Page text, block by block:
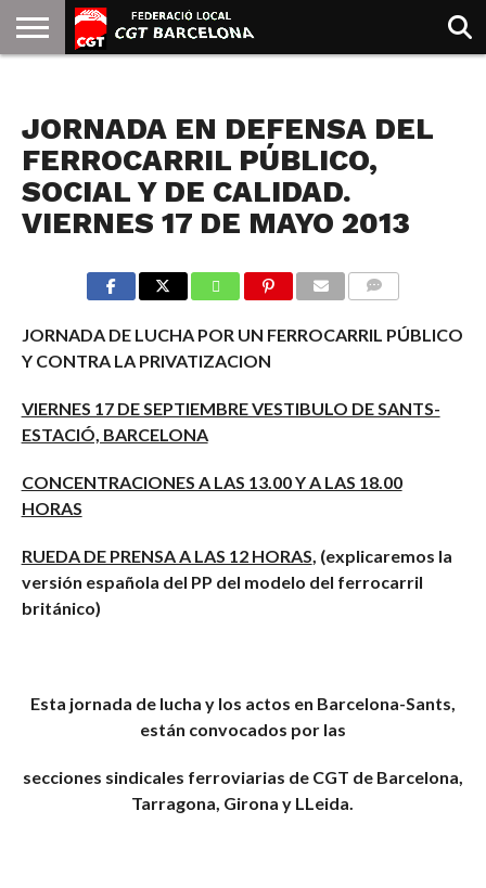
GOLDMAN
JORNADA EN DEFENSA DEL
FERROCARRIL PÚBLICO,
SOCIAL Y DE CALIDAD.
VIERNES 17 DE MAYO 2013
JORNADA DE LUCHA POR UN FERROCARRIL PÚBLICO
Y CONTRA LA PRIVATIZACION
VIERNES 17 DE SEPTIEMBRE VESTIBULO DE SANTS-
ESTACIÓ, BARCELONA
CONCENTRACIONES A LAS 13.00 Y A LAS 18.00
HORAS
RUEDA DE PRENSA A LAS 12 HORAS, (explicaremos la
versión española del PP del modelo del ferrocarril
británico)
Esta jornada de lucha y los actos en Barcelona-Sants,
están convocados por las
secciones sindicales ferroviarias de CGT de Barcelona,
Tarragona, Girona y LLeida.